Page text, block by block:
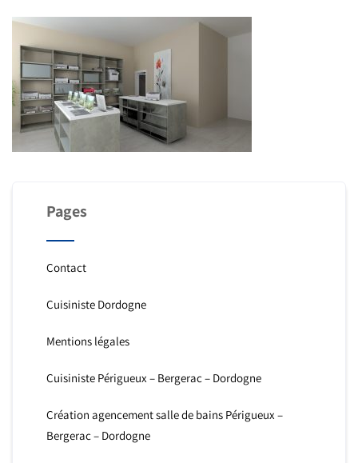
Pages
Contact
Cuisiniste Dordogne
Mentions légales
Cuisiniste Périgueux – Bergerac – Dordogne
Création agencement salle de bains Périgueux –
Bergerac – Dordogne